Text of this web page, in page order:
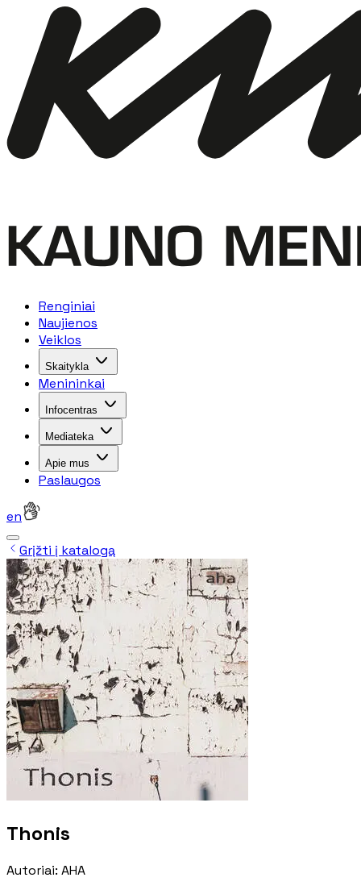
Renginiai
Naujienos
Veiklos
Skaitykla
Menininkai
Infocentras
Mediateka
Apie mus
Paslaugos
en
Grįžti į katalogą
Thonis
Autoriai: AHA